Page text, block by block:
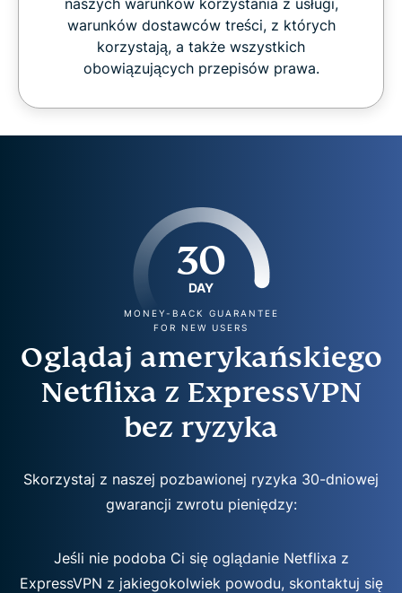
naszych warunków korzystania z usługi,
warunków dostawców treści, z których
korzystają, a także wszystkich
obowiązujących przepisów prawa.
30
DAY
MONEY-BACK GUARANTEE
FOR NEW USERS
Oglądaj amerykańskiego
Netflixa z ExpressVPN
bez ryzyka
Skorzystaj z naszej pozbawionej ryzyka 30-dniowej
gwarancji zwrotu pieniędzy:
Jeśli nie podoba Ci się oglądanie Netflixa z
ExpressVPN z jakiegokolwiek powodu, skontaktuj się